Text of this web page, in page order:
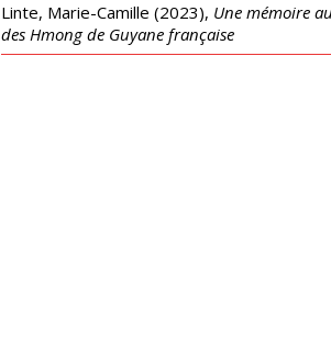
Linte, Marie-Camille (2023), Une mémoire
des Hmong de Guyane française